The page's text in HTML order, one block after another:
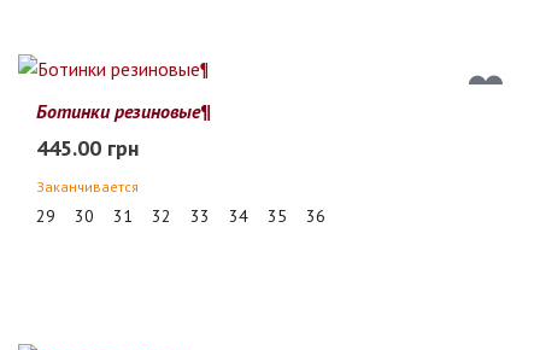
Ботинки резиновые¶
445.00 грн
Заканчивается
29 30 31 32 33 34 35 36